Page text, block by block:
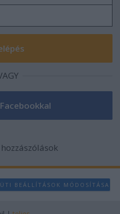
BEÁLLÍTÁSOK MÓDOSÍTÁSA